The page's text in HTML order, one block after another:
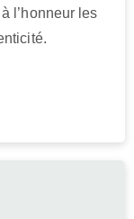
l’honneur les